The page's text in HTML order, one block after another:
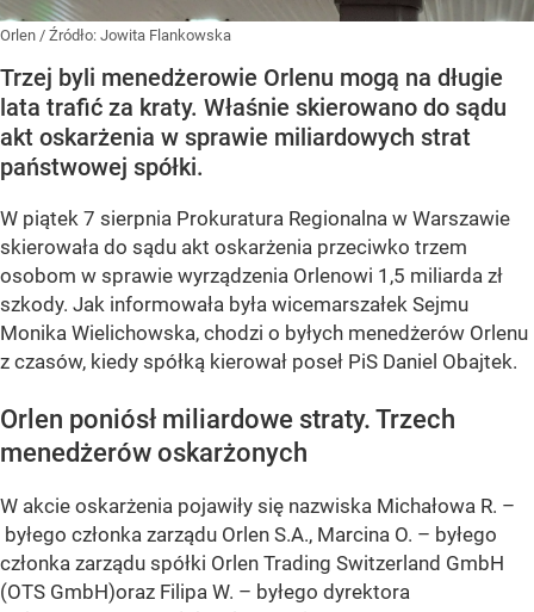
Orlen / Źródło: Jowita Flankowska
Trzej byli menedżerowie Orlenu mogą na długie
lata trafić za kraty. Właśnie skierowano do sądu
akt oskarżenia w sprawie miliardowych strat
państwowej spółki.
W piątek 7 sierpnia Prokuratura Regionalna w Warszawie
skierowała do sądu akt oskarżenia przeciwko trzem
osobom w sprawie wyrządzenia Orlenowi 1,5 miliarda zł
szkody. Jak informowała była wicemarszałek Sejmu
Monika Wielichowska, chodzi o byłych menedżerów Orlenu
z czasów, kiedy spółką kierował poseł PiS Daniel Obajtek.
Orlen poniósł miliardowe straty. Trzech
menedżerów oskarżonych
W akcie oskarżenia pojawiły się nazwiska Michałowa R. –
byłego członka zarządu Orlen S.A., Marcina O. – byłego
członka zarządu spółki Orlen Trading Switzerland GmbH
(OTS GmbH)oraz Filipa W. – byłego dyrektora